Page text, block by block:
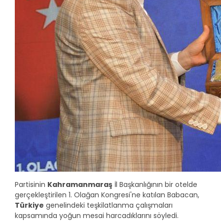
Partisinin Kahramanmaraş İl Başkanlığının bir otelde
gerçekleştirilen 1. Olağan Kongresi'ne katılan Babacan,
Türkiye genelindeki teşkilatlanma çalışmaları
kapsamında yoğun mesai harcadıklarını söyledi.